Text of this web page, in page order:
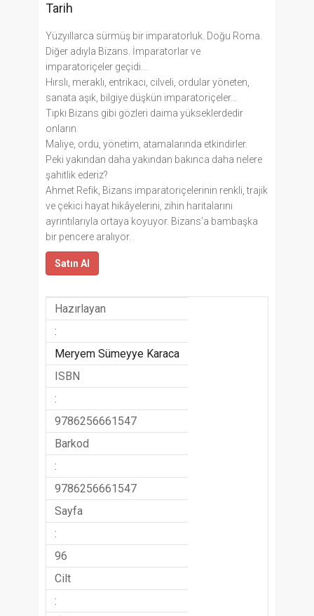
Tarih
Yüzyıllarca sürmüş bir imparatorluk. Doğu Roma.
Diğer adıyla Bizans. İmparatorlar ve
imparatoriçeler geçidi...
Hırslı, meraklı, entrikacı, cilveli, ordular yöneten,
sanata aşık, bilgiye düşkün imparatoriçeler…
Tıpkı Bizans gibi gözleri daima yükseklerdedir
onların.
Maliye, ordu, yönetim, atamalarında etkindirler.
Peki yakından daha yakından bakınca daha nelere
şahitlik ederiz?
​Ahmet Refik, Bizans imparatoriçelerinin renkli, trajik
ve çekici hayat hikâyelerini, zihin haritalarını
ayrıntılarıyla ortaya koyuyor. Bizans’a bambaşka
bir pencere aralıyor.
Satın Al
Hazırlayan
:
Meryem Sümeyye Karaca
ISBN
:
9786256661547
Barkod
:
9786256661547
Sayfa
:
96
Cilt
: